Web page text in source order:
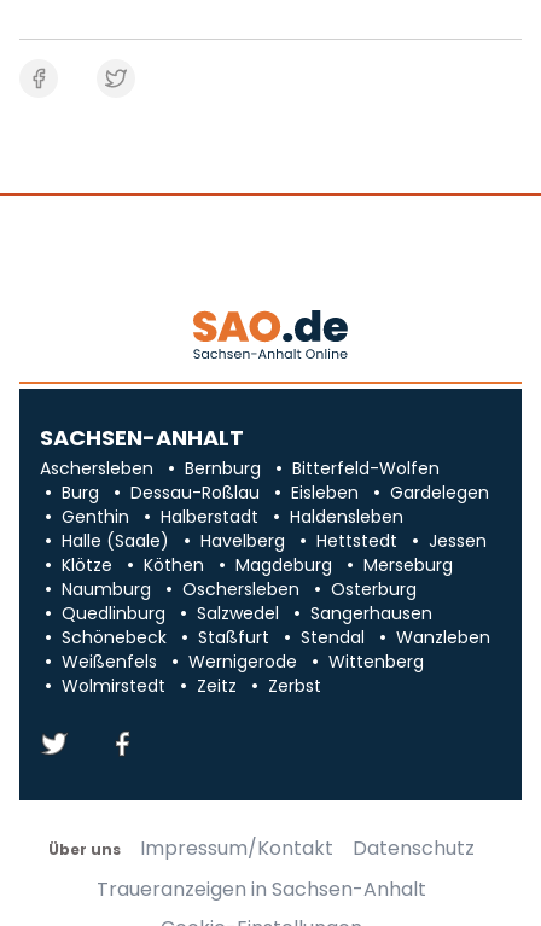
SACHSEN-ANHALT
Aschersleben Bernburg
Bitterfeld-Wolfen
Burg
Dessau-Roßlau Eisleben
Gardelegen
Genthin
Halberstadt
Haldensleben
Halle (Saale)
Havelberg Hettstedt
Jessen
Klötze
Köthen Magdeburg
Merseburg
Naumburg
Oschersleben
Osterburg
Quedlinburg
Salzwedel
Sangerhausen
Schönebeck
Staßfurt Stendal
Wanzleben
Weißenfels
Wernigerode
Wittenberg
Wolmirstedt
Zeitz Zerbst
Über uns Impressum/Kontakt
Datenschutz
Traueranzeigen in Sachsen-Anhalt